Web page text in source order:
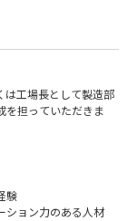
は工場長として製造部
を担っていただきま
験
ション力のある人材